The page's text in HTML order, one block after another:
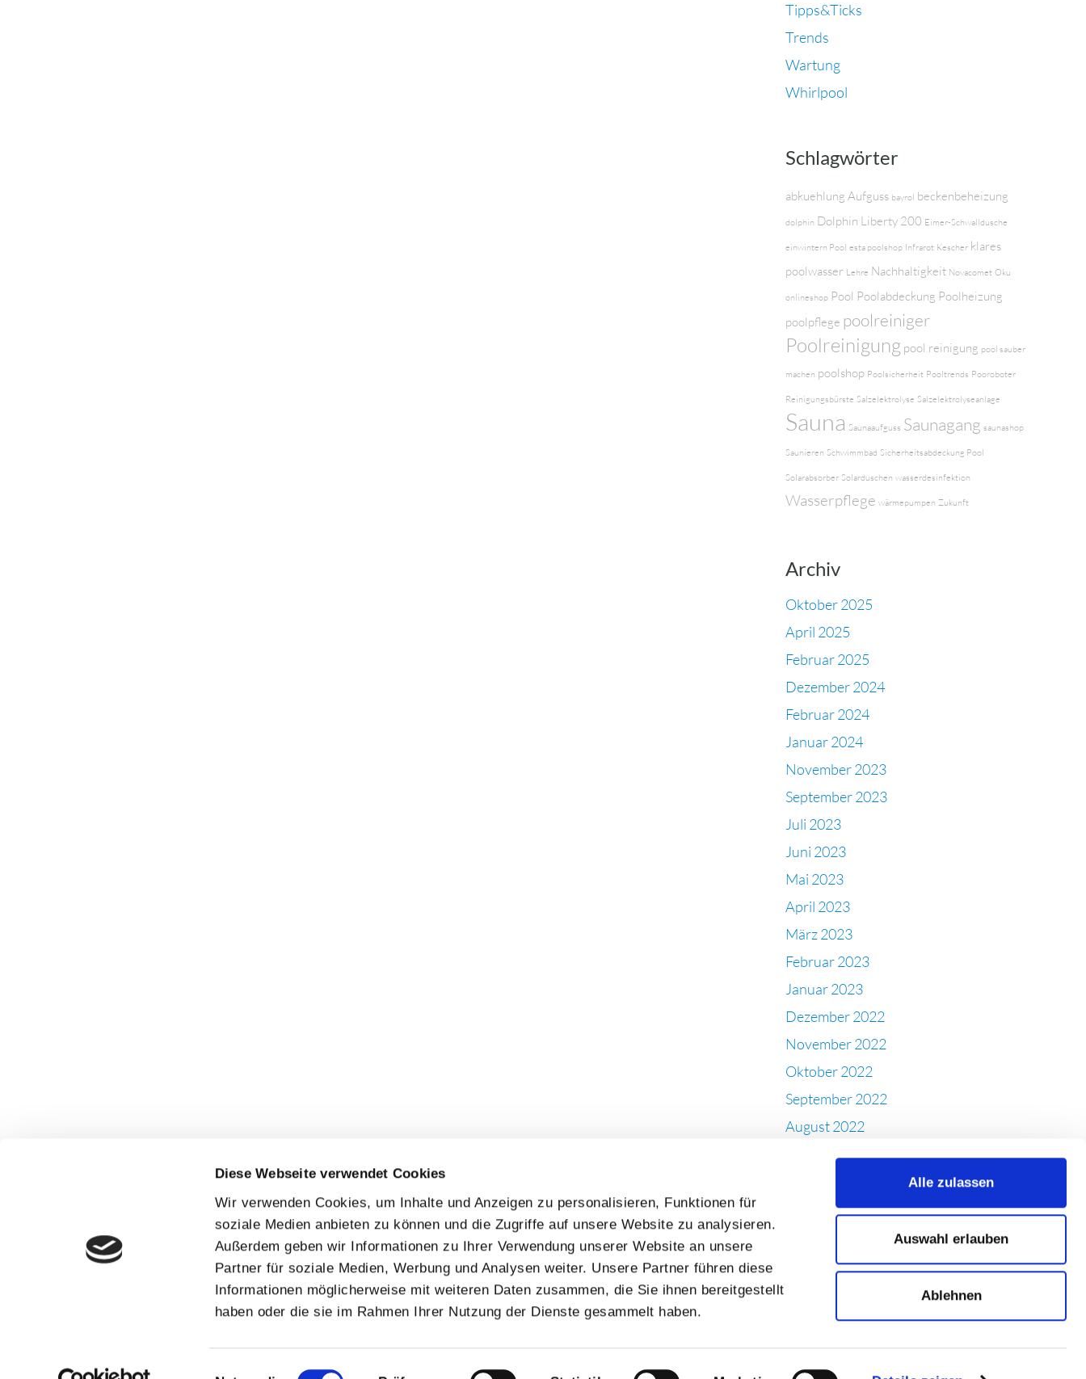
Diese Webseite verwendet Cookies
Wir verwenden Cookies, um Inhalte und Anzeigen zu personalisieren, Funktionen für
soziale Medien anbieten zu können und die Zugriffe auf unsere Website zu analysieren.
Außerdem geben wir Informationen zu Ihrer Verwendung unserer Website an unsere
Partner für soziale Medien, Werbung und Analysen weiter. Unsere Partner führen diese
Informationen möglicherweise mit weiteren Daten zusammen, die Sie ihnen bereitgestellt
haben oder die sie im Rahmen Ihrer Nutzung der Dienste gesammelt haben.
Einwilligungsauswahl
Alle zulassen
Auswahl erlauben
Ablehnen
Tipps&Ticks
Trends
Wartung
Whirlpool
Schlagwörter
abkuehlung Aufguss bayrol beckenbeheizung
dolphin Dolphin Liberty 200 Eimer-Schwalldusche
einwintern Pool esta poolshop Infrarot Kescher klares
poolwasser Lehre Nachhaltigkeit Novacomet Oku
onlineshop Pool Poolabdeckung Poolheizung
poolpflege poolreiniger
Poolreinigung pool reinigung pool sauber
machen poolshop Poolsicherheit Pooltrends Pooroboter
Reinigungsbürste Salzelektrolyse Salzelektrolyseanlage
Sauna Saunaaufguss Saunagang saunashop
Saunieren Schwimmbad Sicherheitsabdeckung Pool
Solarabsorber Solarduschen wasserdesinfektion
Wasserpflege wärmepumpen Zukunft
Archiv
Oktober 2025
April 2025
Februar 2025
Dezember 2024
Februar 2024
Januar 2024
November 2023
September 2023
Juli 2023
Juni 2023
Mai 2023
April 2023
März 2023
Februar 2023
Januar 2023
Dezember 2022
November 2022
Oktober 2022
September 2022
August 2022
Juli 2022
Mai 2022
März 2022
Januar 2022
Dezember 2021